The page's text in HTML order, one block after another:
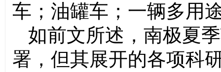
车；油罐车；一辆多用
如前文所述，南极夏
署，但其展开的各项科